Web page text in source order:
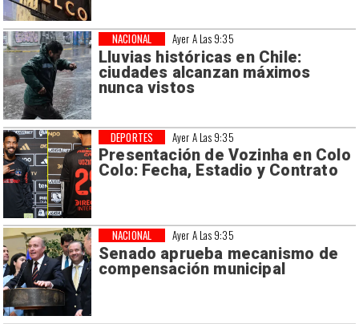
Ayer A Las 9:35
Lluvias históricas en Chile:
ciudades alcanzan máximos
nunca vistos
NACIONAL
Ayer A Las 9:35
Presentación de Vozinha en Colo
Colo: Fecha, Estadio y Contrato
DEPORTES
Ayer A Las 9:35
Senado aprueba mecanismo de
compensación municipal
NACIONAL